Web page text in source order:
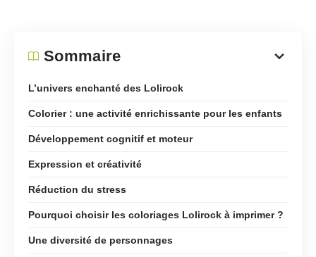
Sommaire
L’univers enchanté des Lolirock
Colorier : une activité enrichissante pour les enfants
Développement cognitif et moteur
Expression et créativité
Réduction du stress
Pourquoi choisir les coloriages Lolirock à imprimer ?
Une diversité de personnages